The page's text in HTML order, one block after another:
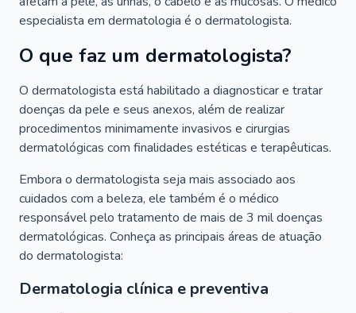
especialista em dermatologia é o dermatologista.
O que faz um dermatologista?
O dermatologista está habilitado a diagnosticar e tratar
doenças da pele e seus anexos, além de realizar
procedimentos minimamente invasivos e cirurgias
dermatológicas com finalidades estéticas e terapêuticas.
Embora o dermatologista seja mais associado aos
cuidados com a beleza, ele também é o médico
responsável pelo tratamento de mais de 3 mil doenças
dermatológicas. Conheça as principais áreas de atuação
do dermatologista:
Dermatologia clínica e preventiva